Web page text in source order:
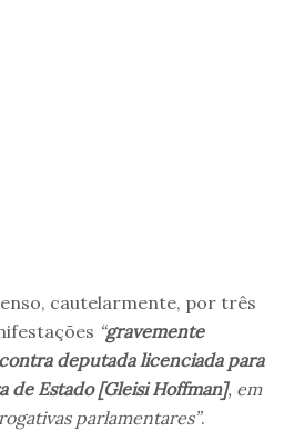
cautelarmente, por três
“gravemente
deputada licenciada para
de Estado [Gleisi Hoffman], em
parlamentares”.